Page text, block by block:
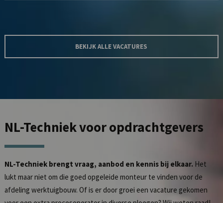
BEKIJK ALLE VACATURES
NL-Techniekvoor opdrachtgevers
NL-Techniek brengt vraag, aanbod en kennis bij elkaar. Het
lukt maar niet om die goed opgeleide monteur te vinden voor de
afdeling werktuigbouw. Of is er door groei een vacature gekomen